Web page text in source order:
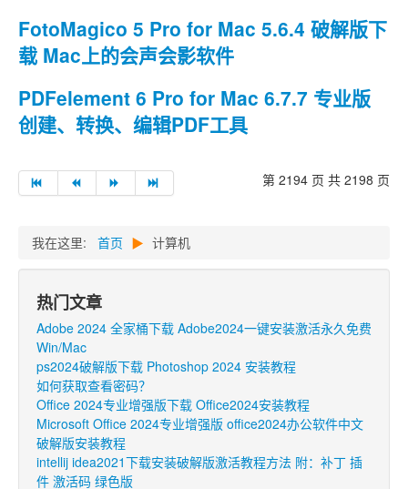
FotoMagico 5 Pro for Mac 5.6.4 破解版下
载 Mac上的会声会影软件
PDFelement 6 Pro for Mac 6.7.7 专业版
创建、转换、编辑PDF工具
第 2194 页 共 2198 页
我在这里: 首页 ▶ 计算机
热门文章
Adobe 2024 全家桶下载 Adobe2024一键安装激活永久免费
Win/Mac
ps2024破解版下载 Photoshop 2024 安装教程
如何获取查看密码？
Office 2024专业增强版下载 Office2024安装教程
Microsoft Office 2024专业增强版 office2024办公软件中文
破解版安装教程
intellij idea2021下载安装破解版激活教程方法 附：补丁 插
件 激活码 绿色版